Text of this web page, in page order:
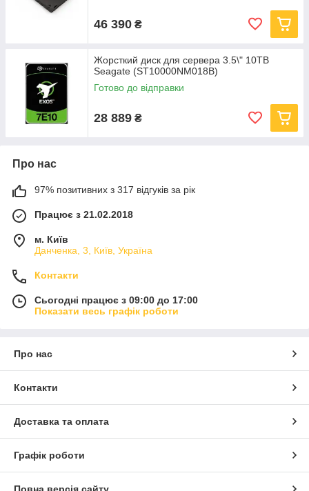
46 390 ₴
Жорсткий диск для сервера 3.5\" 10TB
Seagate (ST10000NM018B)
Готово до відправки
28 889 ₴
Про нас
97% позитивних з 317 відгуків за рік
Працює з 21.02.2018
м. Київ
Данченка, 3, Київ, Україна
Контакти
Сьогодні працює з 09:00 до 17:00
Показати весь графік роботи
Про нас
Контакти
Доставка та оплата
Графік роботи